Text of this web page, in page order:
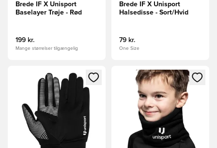
Brede IF X Unisport
Baselayer Trøje - Rød
199 kr.
Mange størrelser tilgængelig
Brede IF X Unisport
Halsedisse - Sort/Hvid
79 kr.
One Size
Åbner en Modal til at logge ind eller tilmelde dig som
Åbner en Modal til at logge